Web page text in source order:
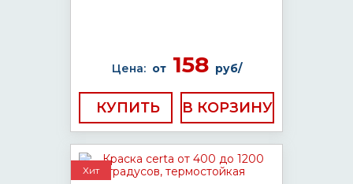
Цена: от158 руб/
КУПИТЬ
Хит